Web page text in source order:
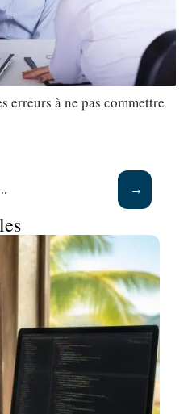
erreurs à ne pas commettre